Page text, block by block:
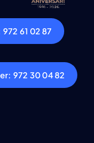
61 02 87
972 30 04 82